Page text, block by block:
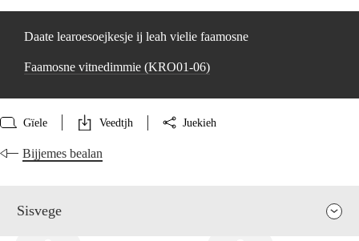
Daate learoesoejkesje ij leah vielie faamosne
Faamosne vitnedimmie (KRO01‑06)
Gïele Veedtjh Juekieh
Bijjemes bealan
Sisvege